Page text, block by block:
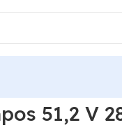
51,2 V